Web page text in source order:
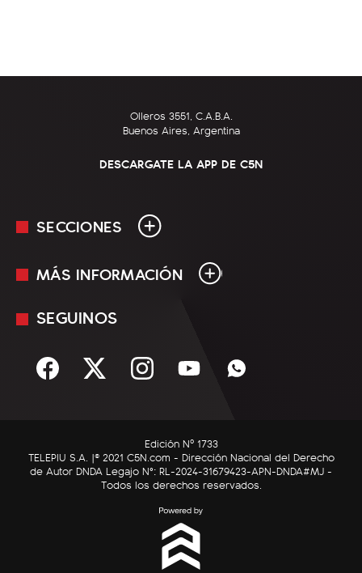
Olleros 3551, C.A.B.A.
Buenos Aires, Argentina
DESCARGATE LA APP DE C5N
SECCIONES
En Vivo
Sociedad
C5N Autos
RatingCero
MÁS INFORMACIÓN
Mediakit
Términos y condiciones
SEGUINOS
Edición Nº 1733
TELEPIU S.A. |© 2021 C5N.com - Dirección Nacional del Derecho
de Autor DNDA Legajo N°: RL-2024-31679423-APN-DNDA#MJ -
Todos los derechos reservados.